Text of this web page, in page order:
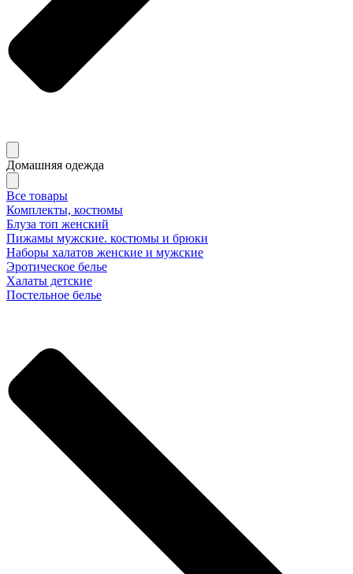
Домашняя одежда
Все товары
Комплекты, костюмы
Блуза топ женский
Пижамы мужские. костюмы и брюки
Наборы халатов женские и мужские
Эротическое белье
Халаты детские
Постельное белье